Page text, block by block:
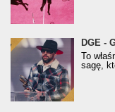
donGURALesko
Klasyczny/
(Popkillery 2023)
DGE -
To
sagę,